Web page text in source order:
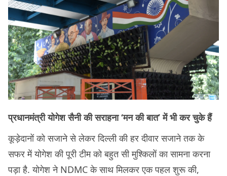
प्रधानमंत्री योगेश सैनी की सराहना ‘मन की बात’ में भी कर चुके हैं
कूड़ेदानों को सजाने से लेकर दिल्ली की हर दीवार सजाने तक के
सफर में योगेश की पूरी टीम को बहुत सी मुश्किलों का सामना करना
पड़ा है. योगेश ने NDMC के साथ मिलकर एक पहल शुरू की,